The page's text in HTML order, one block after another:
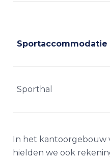
Sportaccommodatie
Sporthal
In het kantoorgebouw
hielden we ook